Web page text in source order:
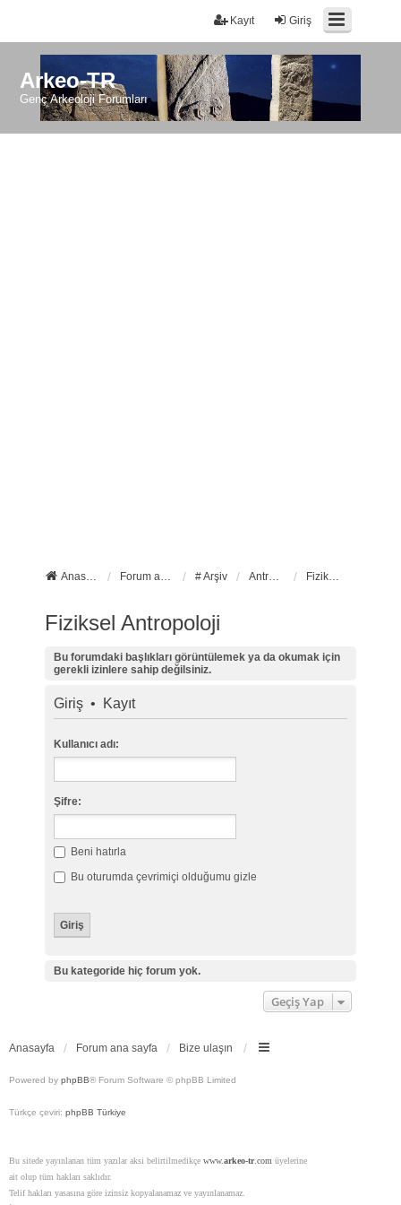
Giriş
Kayıt
Arkeo-TR
Genç Arkeoloji Forumları
Anasayfa Forum ana sayfa # Arşiv Antropoloji Fiziksel Antropoloji
Fiziksel Antropoloji
Bu forumdaki başlıkları görüntülemek ya da okumak için
gerekli izinlere sahip değilsiniz.
Giriş• Kayıt
Kullanıcı adı:
Şifre:
Beni hatırla
Bu oturumda çevrimiçi olduğumu gizle
Bu kategoride hiç forum yok.
Geçiş Yap
Anasayfa Forum ana sayfa Bize ulaşın
Powered by phpBB® Forum Software © phpBB Limited
Türkçe çeviri: phpBB Türkiye
Bu sitede yayınlanan tüm yazılar aksi belirtilmedikçe www.arkeo-tr.com üyelerine
ait olup tüm hakları saklıdır.
Telif hakları yasasına göre izinsiz kopyalanamaz ve yayınlanamaz.